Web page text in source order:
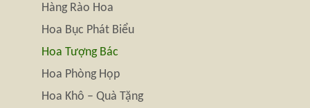
Hàng Rào Hoa
Hoa Bục Phát Biểu
Hoa Tượng Bác
Hoa Phòng Họp
Hoa Khô – Quà Tặng